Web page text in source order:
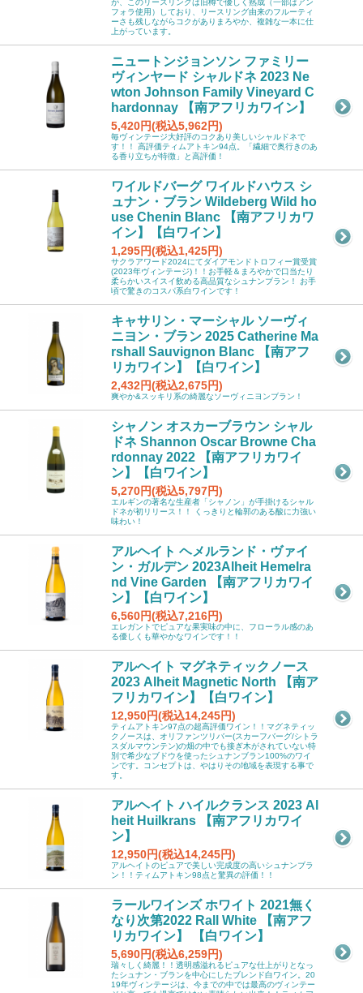
が、このリースリングは旧樽で優しく熟成（一部はアン
フォラ使用）しており、リースリング由来のフルーティ
ーさも残しながらコクがありまろやか、複雑な一本に仕
上がっています。
ニュートンジョンソン ファミリー
ヴィンヤード シャルドネ 2023 Ne
wton Johnson Family Vineyard C
hardonnay 【南アフリカワイン】
5,420円(税込5,962円)
毎ヴィンテージ大好評のコクあり美しいシャルドネで
す！！ 高評価ティムアトキン94点。「繊細で奥行きのあ
る香り立ちが特徴」と高評価！
ワイルドバーグ ワイルドハウス シ
ュナン・ブラン Wildeberg Wild ho
use Chenin Blanc 【南アフリカワ
イン】【白ワイン】
1,295円(税込1,425円)
サクラアワード2024にてダイアモンドトロフィー賞受賞
(2023年ヴィンテージ)！！お手軽＆まろやかで口当たり
柔らかいスイスイ飲める高品質なシュナンブラン！ お手
頃で驚きのコスパ系白ワインです！
キャサリン・マーシャル ソーヴィ
ニヨン・ブラン 2025 Catherine Ma
rshall Sauvignon Blanc 【南アフ
リカワイン】【白ワイン】
2,432円(税込2,675円)
爽やか&スッキリ系の綺麗なソーヴィニヨンブラン！
シャノン オスカーブラウン シャル
ドネ Shannon Oscar Browne Cha
rdonnay 2022 【南アフリカワイ
ン】【白ワイン】
5,270円(税込5,797円)
エルギンの著名な生産者「シャノン」が手掛けるシャル
ドネが初リリース！！ くっきりと輪郭のある酸に力強い
味わい！
アルヘイト ヘメルランド・ヴァイ
ン・ガルデン 2023Alheit Hemelra
nd Vine Garden 【南アフリカワイ
ン】【白ワイン】
6,560円(税込7,216円)
エレガントでピュアな果実味の中に、フローラル感のあ
る優しくも華やかなワインです！！
アルヘイト マグネティックノース
2023 Alheit Magnetic North 【南ア
フリカワイン】【白ワイン】
12,950円(税込14,245円)
ティムアトキン97点の超高評価ワイン！！マグネティッ
クノースは、オリファンツリバー(スカーフバーグ/シトラ
スダルマウンテン)の畑の中でも接ぎ木がされていない特
別で希少なブドウを使ったシュナンブラン100%のワイ
ンです。コンセプトは、やはりその地域を表現する事で
す。
アルヘイト ハイルクランス 2023 Al
heit Huilkrans 【南アフリカワイ
ン】
12,950円(税込14,245円)
アルヘイトのピュアで美しい完成度の高いシュナンブラ
ン！！ティムアトキン98点と驚異の評価！！
ラールワインズ ホワイト 2021無く
なり次第2022 Rall White 【南アフ
リカワイン】 【白ワイン】
5,690円(税込6,259円)
瑞々しく綺麗！！透明感溢れるピュアな仕上がりとなっ
たシュナン・ブランを中心にしたブレンド白ワイン。20
19年ヴィンテージは、今までの中では最高のヴィンテー